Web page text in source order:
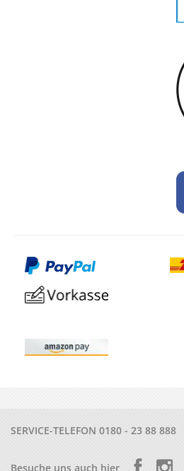
SERVICE-TELEFON 0180 - 23 88 888
Besuche uns auch hier